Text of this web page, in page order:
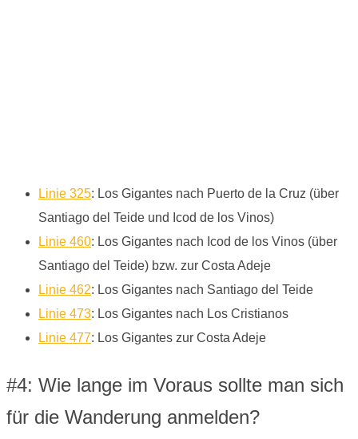
Linie 325: Los Gigantes nach Puerto de la Cruz (über
Santiago del Teide und Icod de los Vinos)
Linie 460: Los Gigantes nach Icod de los Vinos (über
Santiago del Teide) bzw. zur Costa Adeje
Linie 462: Los Gigantes nach Santiago del Teide
Linie 473: Los Gigantes nach Los Cristianos
Linie 477: Los Gigantes zur Costa Adeje
#4: Wie lange im Voraus sollte man sich
für die Wanderung anmelden?